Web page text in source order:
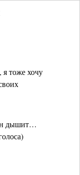
я тоже хочу
дышит…